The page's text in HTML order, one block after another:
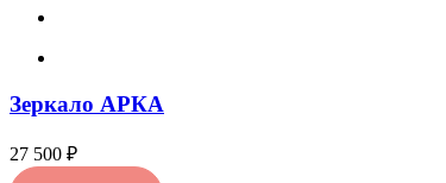
Зеркало АРКА
27 500 ₽